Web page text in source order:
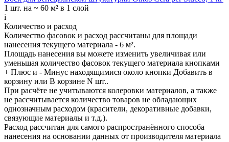
1 шт. на ~ 60 м² в 1 слой
i
Количество и расход
Количество фасовок и расход рассчитаны для площади
нанесения текущего материала - 6 м².
Площадь нанесения вы можете изменить увеличивая или
уменьшая количество фасовок текущего материала кнопками
+ Плюс и - Минус находящимися около кнопки Добавить в
корзину или В корзине N шт..
При расчёте не учитываются колеровки материалов, а также
не рассчитывается количество товаров не обладающих
однозначным расходом (красители, декоративные добавки,
связующие материалы и т.д.).
Расход рассчитан для самого распространённого способа
нанесения на основании данных от производителя материала